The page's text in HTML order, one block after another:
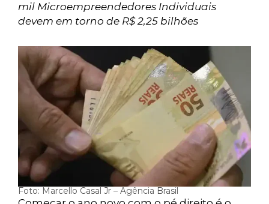
mil Microempreendedores Individuais
devem em torno de R$ 2,25 bilhões
Foto: Marcello Casal Jr – Agência Brasil